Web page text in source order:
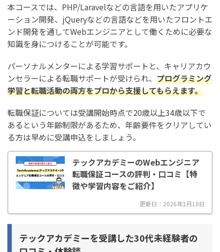
本コースでは、PHP/Laravelなどの言語を用いたアプリケ
ーション開発、jQueryなどの言語などを用いたフロントエ
ンド開発を通してWebエンジニアとして働くために必要な
知識を身につけることが可能です。
パーソナルメンターによる学習サポートと、キャリアカウ
ンセラーによる転職サポートが受けられ、 プログラミング
学習と転職活動の両方をプロから支援してもらえます。
転職保証については受講開始時点で20歳以上34歳以下で
あるという年齢制限があるため、年齢要件をクリアしてい
る方は早めに受講申込をしましょう。
テックアカデミーのWebエンジニア
転職保証コースの評判・口コミ【特
徴や学習内容をご紹介】
更新日：2026年1月18日
テックアカデミーを受講した30代未経験者の